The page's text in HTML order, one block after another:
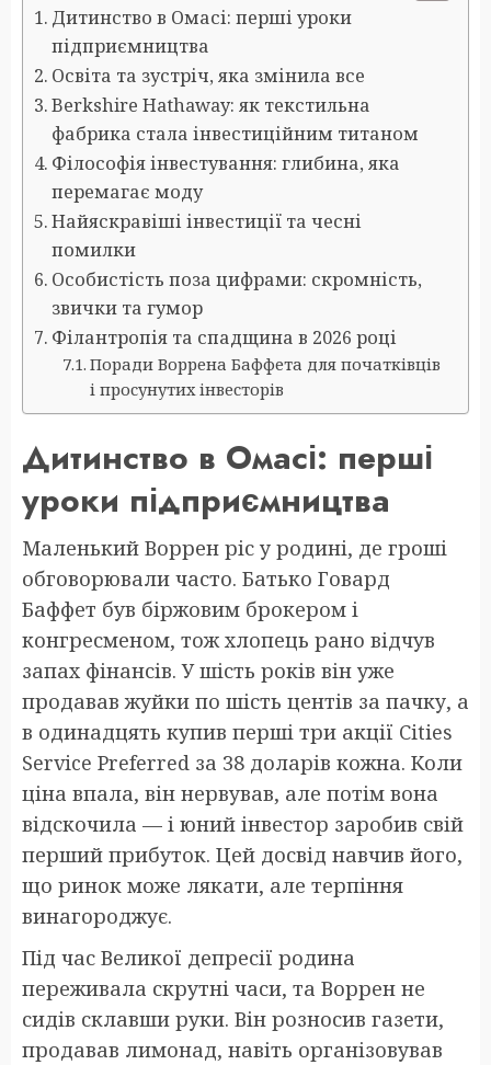
Дитинство в Омасі: перші уроки
підприємництва
Освіта та зустріч, яка змінила все
Berkshire Hathaway: як текстильна
фабрика стала інвестиційним титаном
Філософія інвестування: глибина, яка
перемагає моду
Найяскравіші інвестиції та чесні
помилки
Особистість поза цифрами: скромність,
звички та гумор
Філантропія та спадщина в 2026 році
Поради Воррена Баффета для початківців
і просунутих інвесторів
Дитинство в Омасі: перші
уроки підприємництва
Маленький Воррен ріс у родині, де гроші
обговорювали часто. Батько Говард
Баффет був біржовим брокером і
конгресменом, тож хлопець рано відчув
запах фінансів. У шість років він уже
продавав жуйки по шість центів за пачку, а
в одинадцять купив перші три акції Cities
Service Preferred за 38 доларів кожна. Коли
ціна впала, він нервував, але потім вона
відскочила — і юний інвестор заробив свій
перший прибуток. Цей досвід навчив його,
що ринок може лякати, але терпіння
винагороджує.
Під час Великої депресії родина
переживала скрутні часи, та Воррен не
сидів склавши руки. Він розносив газети,
продавав лимонад, навіть організовував